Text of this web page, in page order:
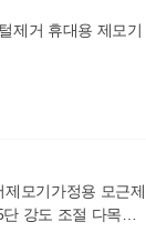
제거 휴대용 제모기
모기가정용 모근제
강도 조절 다목적
이트